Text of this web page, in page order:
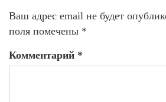
Ваш адрес email не будет
поля помечены *
Комментарий *